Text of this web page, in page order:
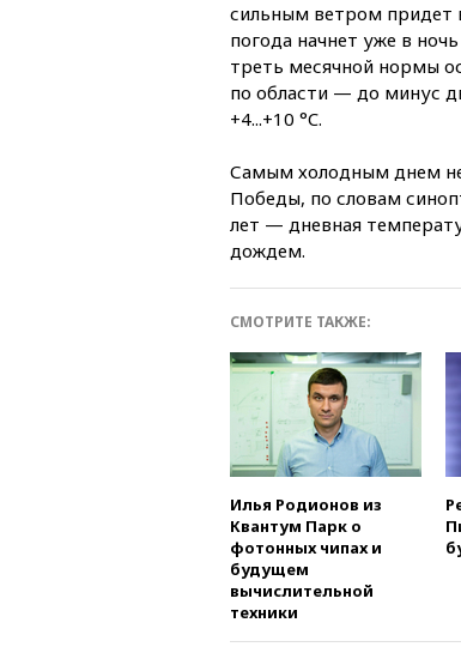
сильным ветром придет
погода начнет уже в
треть месячной нормы
по области — до минус
+4...+10 °C.
Самым холодным днем
Победы, по словам
лет — дневная
дождем.
СМОТРИТЕ ТАКЖЕ:
Илья Родионов из
Квантум Парк о
фотонных чипах и
будущем
вычислительной
техники